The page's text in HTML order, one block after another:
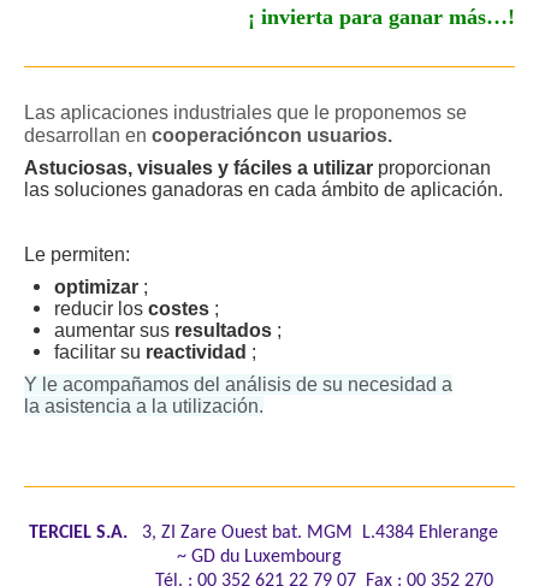
¡ invierta para ganar más…!
Las aplicaciones industriales que le proponemos se
desarrollan en cooperacióncon usuarios.
Astuciosas, visuales y fáciles a utilizar proporcionan
las soluciones ganadoras en cada ámbito de aplicación.
Le permiten:
optimizar ;
reducir los costes ;
aumentar sus resultados ;
facilitar su reactividad ;
Y le acompañamos del análisis de su necesidad a
la asistencia a la utilización.
TERCIEL S.A. 3, ZI Zare Ouest bat. MGM L.4384 Ehlerange
~ GD du Luxembourg
Tél. : 00 352 621 22 79 07 Fax : 00 352 270